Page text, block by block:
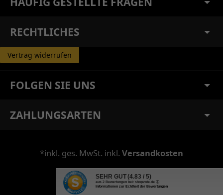
RECHTLICHES
Vertrag widerrufen
FOLGEN SIE UNS
ZAHLUNGSARTEN
*inkl. ges. MwSt. inkl. Versandkosten
SEHR GUT(4.83 / 5)
aus 2 Bewertungen bei: shopvote.de ⓘ
Informationen zur Echtheit der Bewertungen